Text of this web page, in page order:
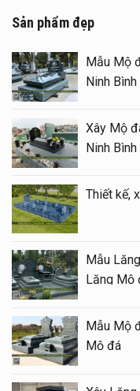
Sản phẩm đẹp
Mẫu Mộ
Ninh Bình
Xây Mộ
Ninh Bình
Thiết kế,
Mẫu
Lăng Mộ
Mẫu Mộ
Mộ đá